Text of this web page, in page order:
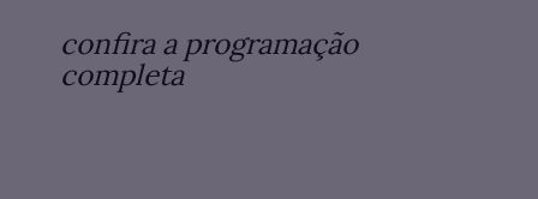
confira a programação
completa